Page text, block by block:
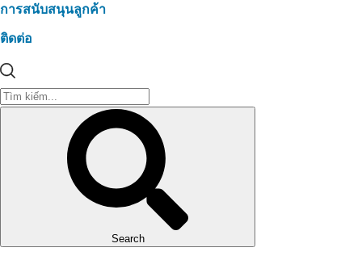
การสนับสนุนลูกค้า
ติดต่อ
Search